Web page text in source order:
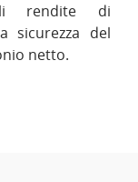
rendite di
sicurezza del
netto.